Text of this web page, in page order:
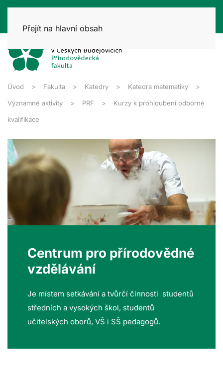
Přejít na hlavní obsah
Úvod Fakulta Katedry Katedra matematiky
Významné aktivity PRF Kurzy k prohloubení odborné
kvalifikace
Centrum pro přírodovědné
vzdělávání
Je místem setkávání a tvůrčí činnosti studentů
středních a vysokých škol, studentů
učitelských oborů, VŠ i SŠ pedagogů.